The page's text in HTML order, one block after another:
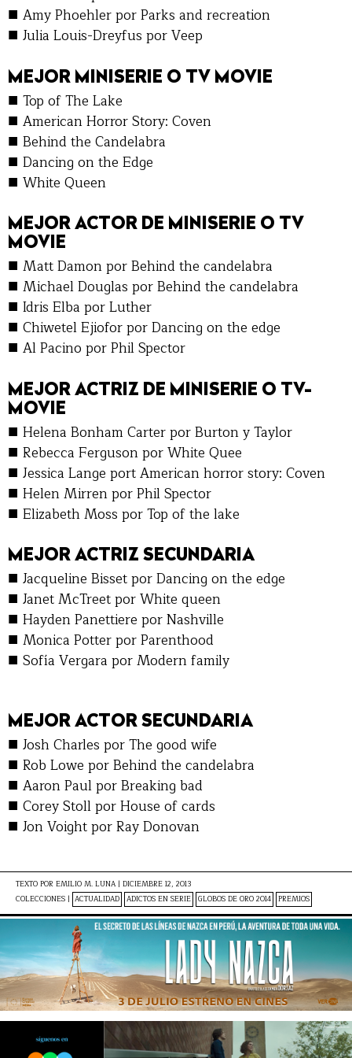
■ Amy Phoehler por Parks and recreation
■ Julia Louis-Dreyfus por Veep
MEJOR MINISERIE O TV MOVIE
■ Top of The Lake
■ American Horror Story: Coven
■ Behind the Candelabra
■ Dancing on the Edge
■ White Queen
MEJOR ACTOR DE MINISERIE O TV
MOVIE
■ Matt Damon por Behind the candelabra
■ Michael Douglas por Behind the candelabra
■ Idris Elba por Luther
■ Chiwetel Ejiofor por Dancing on the edge
■ Al Pacino por Phil Spector
MEJOR ACTRIZ DE MINISERIE O TV-
MOVIE
■ Helena Bonham Carter por Burton y Taylor
■ Rebecca Ferguson por White Quee
■ Jessica Lange port American horror story: Coven
■ Helen Mirren por Phil Spector
■ Elizabeth Moss por Top of the lake
MEJOR ACTRIZ SECUNDARIA
■ Jacqueline Bisset por Dancing on the edge
■ Janet McTreet por White queen
■ Hayden Panettiere por Nashville
■ Monica Potter por Parenthood
■ Sofía Vergara por Modern family
MEJOR ACTOR SECUNDARIA
■ Josh Charles por The good wife
■ Rob Lowe por Behind the candelabra
■ Aaron Paul por Breaking bad
■ Corey Stoll por House of cards
■ Jon Voight por Ray Donovan
TEXTO POR EMILIO M. LUNA | DICIEMBRE 12, 2013
COLECCIONES | ACTUALIDAD ADICTOS EN SERIE GLOBOS DE ORO 2014 PREMIOS